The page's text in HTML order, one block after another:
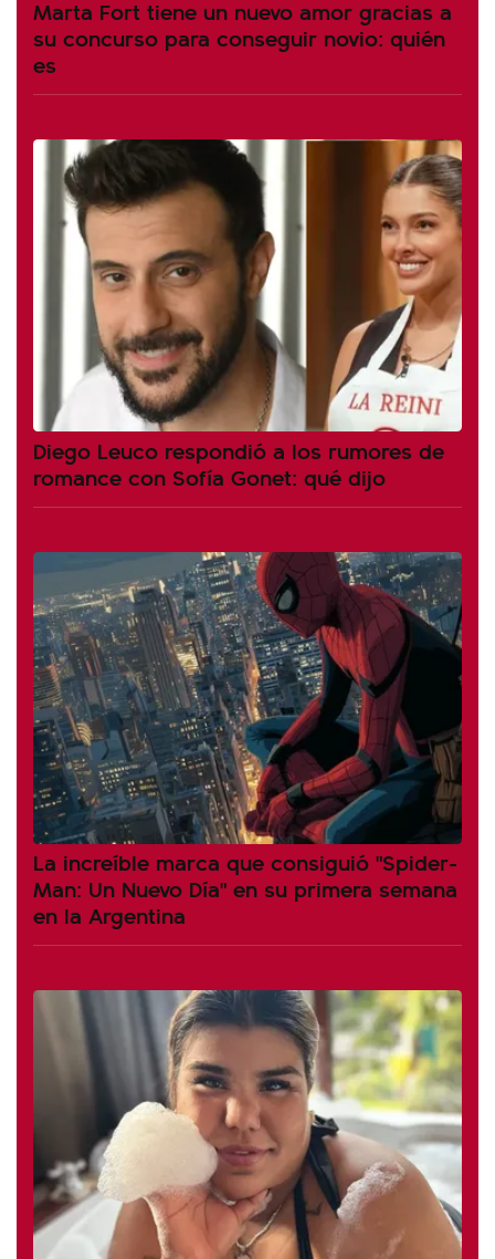
Marta Fort tiene un nuevo amor gracias a
su concurso para conseguir novio: quién
es
Diego Leuco respondió a los rumores de
romance con Sofía Gonet: qué dijo
La increíble marca que consiguió "Spider-
Man: Un Nuevo Día" en su primera semana
en la Argentina